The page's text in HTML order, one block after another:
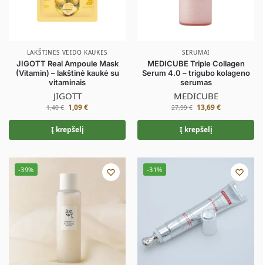
LAKŠTINĖS VEIDO KAUKĖS
JIGOTT Real Ampoule Mask
(Vitamin) – lakštinė kaukė su
vitaminais
JIGOTT
1,40€ 1,09€
Į krepšelį
SERUMAI
MEDICUBE Triple Collagen
Serum 4.0 – trigubo kolageno
serumas
MEDICUBE
27,99€ 13,69€
Į krepšelį
-39% -31%